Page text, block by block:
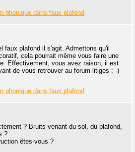
phonique dans faux plafond
faux plafond il s'agit. Admettons qu'il
cela pourrait même vous faire une
Effectivement, vous avez raison, il est
de vous retrouver au forum litiges ; -)
phonique dans faux plafond
? Bruits venant du sol, du plafond,
?
êtes-vous ?